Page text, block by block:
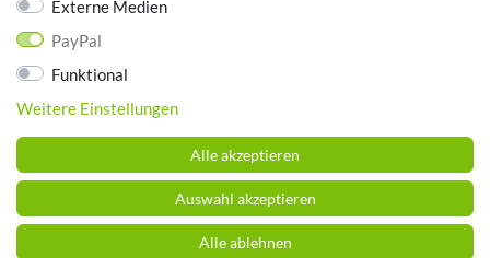
ZAHLUNGSARTEN
© Copyright 2026 Schuhhaus Brummund. Alle Rechte vorbehalten.
Externe Medien
PayPal
Funktional
Weitere Einstellungen
Alle akzeptieren
Auswahl akzeptieren
Alle ablehnen